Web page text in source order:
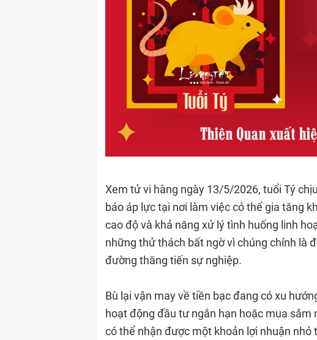
Xem tử vi hàng ngày 13/5/2026, tuổi Tý
báo áp lực tại nơi làm việc có thể gia tăng
cao độ và khả năng xử lý tình huống linh
những thử thách bất ngờ vì chúng chính là
đường thăng tiến sự nghiệp.
Bù lại vận may về tiền bạc đang có xu
hoạt động đầu tư ngắn hạn hoặc mua
có thể nhận được một khoản lợi nhuận